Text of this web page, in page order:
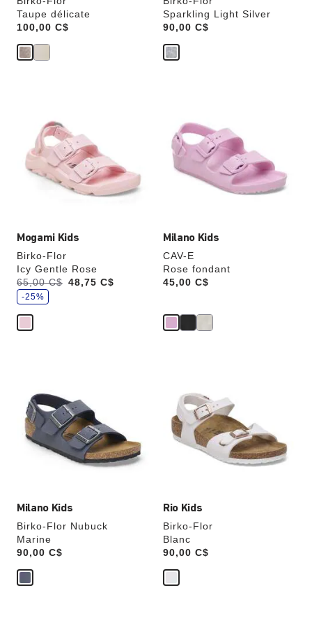
Taupe délicate
Price:
100,00 C$
Sparkling Light Silver
Price:
90,00 C$
Mogami Kids
Birko-Flor
Icy Gentle Rose
Était:
65,00 C$
,
est
48,75 C$
,
é
o
n
m
-25%
échantillons
couleurs
modifiera
Milano Kids
CAV-E
Rose fondant
Price:
45,00 C$
échantillons
couleurs
modifiera
Milano Kids
Birko-Flor Nubuck
Marine
Price:
90,00 C$
échantillons
couleurs
modifiera
l’image
Rio Kids
Birko-Flor
Blanc
Price:
90,00 C$
échantillons
couleurs
modifiera